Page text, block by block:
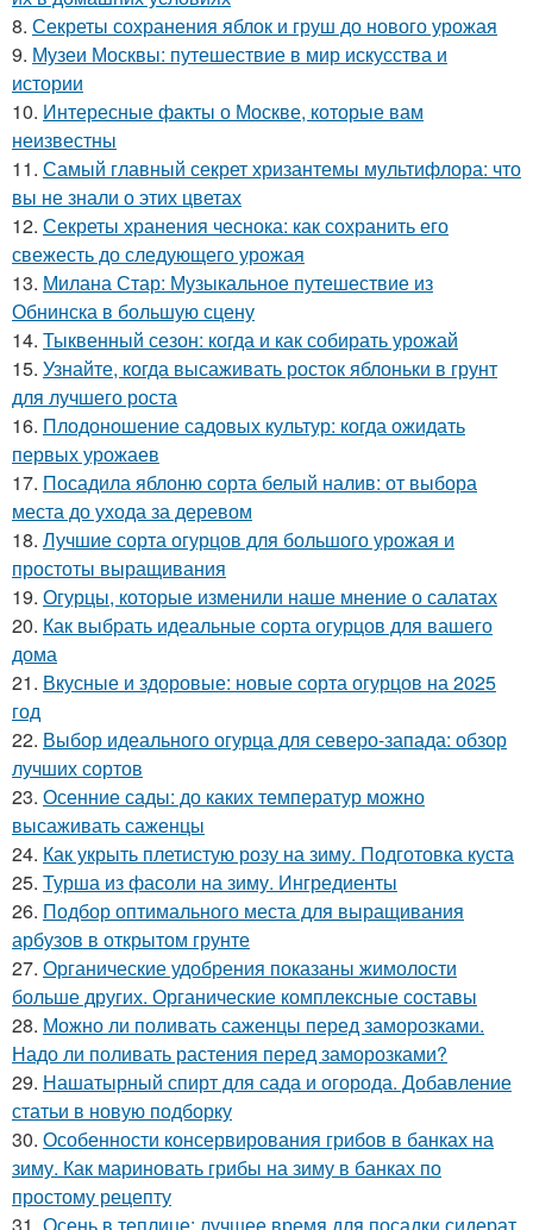
8. Секреты сохранения яблок и груш до нового урожая
9. Музеи Москвы: путешествие в мир искусства и
истории
10. Интересные факты о Москве, которые вам
неизвестны
11. Самый главный секрет хризантемы мультифлора: что
вы не знали о этих цветах
12. Секреты хранения чеснока: как сохранить его
свежесть до следующего урожая
13. Милана Стар: Музыкальное путешествие из
Обнинска в большую сцену
14. Тыквенный сезон: когда и как собирать урожай
15. Узнайте, когда высаживать росток яблоньки в грунт
для лучшего роста
16. Плодоношение садовых культур: когда ожидать
первых урожаев
17. Посадила яблоню сорта белый налив: от выбора
места до ухода за деревом
18. Лучшие сорта огурцов для большого урожая и
простоты выращивания
19. Огурцы, которые изменили наше мнение о салатах
20. Как выбрать идеальные сорта огурцов для вашего
дома
21. Вкусные и здоровые: новые сорта огурцов на 2025
год
22. Выбор идеального огурца для северо-запада: обзор
лучших сортов
23. Осенние сады: до каких температур можно
высаживать саженцы
24. Как укрыть плетистую розу на зиму. Подготовка куста
25. Турша из фасоли на зиму. Ингредиенты
26. Подбор оптимального места для выращивания
арбузов в открытом грунте
27. Органические удобрения показаны жимолости
больше других. Органические комплексные составы
28. Можно ли поливать саженцы перед заморозками.
Надо ли поливать растения перед заморозками?
29. Нашатырный спирт для сада и огорода. Добавление
статьи в новую подборку
30. Особенности консервирования грибов в банках на
зиму. Как мариновать грибы на зиму в банках по
простому рецепту